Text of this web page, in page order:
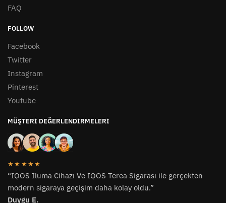
FAQ
FOLLOW
Facebook
Twitter
Instagram
Pinterest
Youtube
MÜŞTERI DEĞERLENDIRMELERI
★★★★★
“IQOS Iluma Cihazı Ve IQOS Terea Sigarası ile gerçekten
modern sigaraya geçişim daha kolay oldu.”
Duygu E.